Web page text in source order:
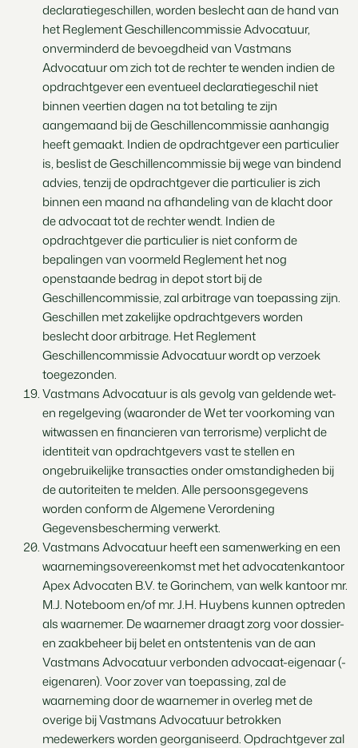
declaratiegeschillen, worden beslecht aan de hand van
het Reglement Geschillencommissie Advocatuur,
onverminderd de bevoegdheid van Vastmans
Advocatuur om zich tot de rechter te wenden indien de
opdrachtgever een eventueel declaratiegeschil niet
binnen veertien dagen na tot betaling te zijn
aangemaand bij de Geschillencommissie aanhangig
heeft gemaakt. Indien de opdrachtgever een particulier
is, beslist de Geschillencommissie bij wege van bindend
advies, tenzij de opdrachtgever die particulier is zich
binnen een maand na afhandeling van de klacht door
de advocaat tot de rechter wendt. Indien de
opdrachtgever die particulier is niet conform de
bepalingen van voormeld Reglement het nog
openstaande bedrag in depot stort bij de
Geschillencommissie, zal arbitrage van toepassing zijn.
Geschillen met zakelijke opdrachtgevers worden
beslecht door arbitrage. Het Reglement
Geschillencommissie Advocatuur wordt op verzoek
toegezonden.
Vastmans Advocatuur is als gevolg van geldende wet-
en regelgeving (waaronder de Wet ter voorkoming van
witwassen en financieren van terrorisme) verplicht de
identiteit van opdrachtgevers vast te stellen en
ongebruikelijke transacties onder omstandigheden bij
de autoriteiten te melden. Alle persoonsgegevens
worden conform de Algemene Verordening
Gegevensbescherming verwerkt.
Vastmans Advocatuur heeft een samenwerking en een
waarnemingsovereenkomst met het advocatenkantoor
Apex Advocaten B.V. te Gorinchem, van welk kantoor mr.
M.J. Noteboom en/of mr. J.H. Huybens kunnen optreden
als waarnemer. De waarnemer draagt zorg voor dossier-
en zaakbeheer bij belet en ontstentenis van de aan
Vastmans Advocatuur verbonden advocaat-eigenaar (-
eigenaren). Voor zover van toepassing, zal de
waarneming door de waarnemer in overleg met de
overige bij Vastmans Advocatuur betrokken
medewerkers worden georganiseerd. Opdrachtgever zal